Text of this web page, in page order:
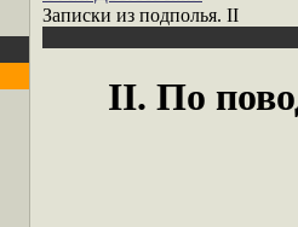
Записки из подполья. II
II. По